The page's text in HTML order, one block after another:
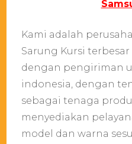
Kami adalah
Sarung Kursi
dengan pengiriman
indonesia, dengan
sebagai tenaga
menyediakan
model dan warna